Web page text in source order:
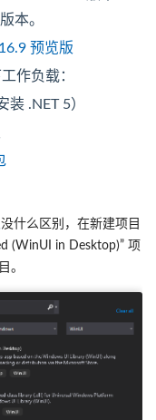
本。
预览版
作负载：
装 .NET 5）
没什么区别，在新建项目
(WinUI in Desktop)” 项
。